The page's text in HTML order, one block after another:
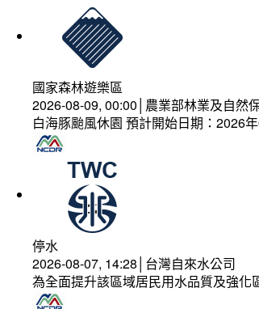
國家森林遊樂區
2026-08-09, 00:00│農業部林業及自然
白海豚颱風休園 預計開始日期：2026
停水
2026-08-07, 14:28│台灣自來水公司
為全面提升該區域居民用水品質及強化